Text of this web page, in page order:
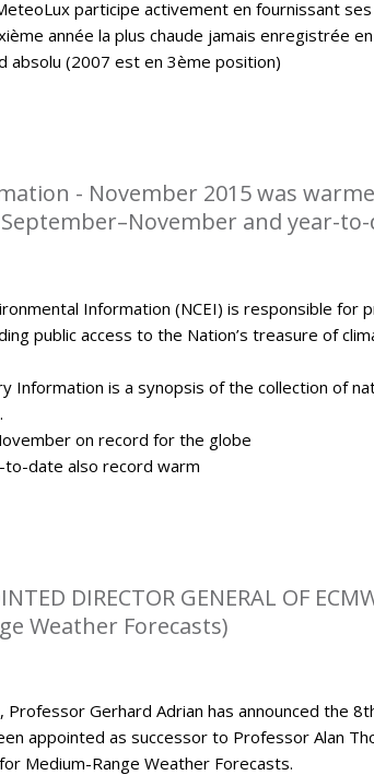
participe activement en fournissant
année la plus chaude jamais enregistrée
absolu (2007 est en 3ème position)
- November 2015 was
and year-to-
Information (NCEI) is responsible for
public access to the Nation’s treasure of
Information is a synopsis of the collection of
on record for the globe
date also record warm
DIRECTOR GENERAL OF
Weather Forecasts)
Professor Gerhard Adrian has announced the
appointed as successor to Professor Alan
Medium-Range Weather Forecasts.